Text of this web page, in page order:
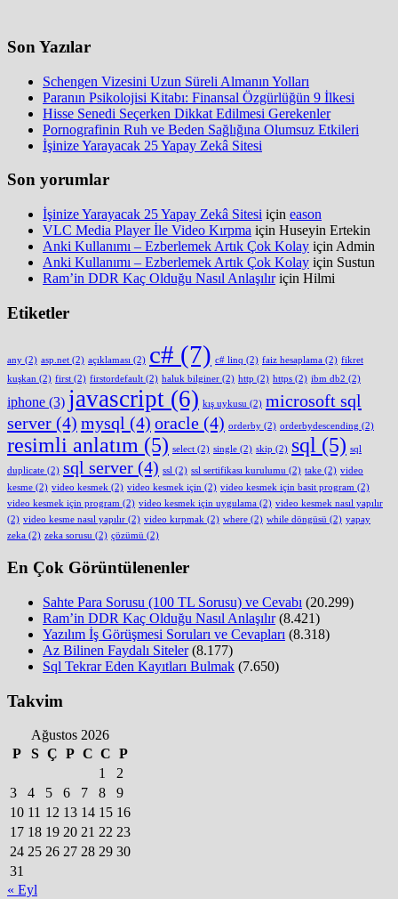
Son Yazılar
Schengen Vizesini Uzun Süreli Almanın Yolları
Paranın Psikolojisi Kitabı: Finansal Özgürlüğün 9 İlkesi
Hisse Senedi Seçerken Dikkat Edilmesi Gerekenler
Pornografinin Ruh ve Beden Sağlığına Olumsuz Etkileri
İşinize Yarayacak 25 Yapay Zekâ Sitesi
Son yorumlar
İşinize Yarayacak 25 Yapay Zekâ Sitesi için eason
VLC Media Player İle Video Kırpma için Huseyin Ertekin
Anki Kullanımı – Ezberlemek Artık Çok Kolay için Admin
Anki Kullanımı – Ezberlemek Artık Çok Kolay için Sustun
Ram’in DDR Kaç Olduğu Nasıl Anlaşılıriçin Hilmi
Etiketler
any (2) asp.net (2) açıklaması (2) c# (7) c# linq (2) faiz hesaplama (2) fikret
kuşkan (2) first (2) firstordefault (2) haluk bilginer (2) http (2) https (2) ibm db2 (2)
iphone (3) javascript (6) kış uykusu (2) microsoft sql
server (4) mysql (4) oracle (4) orderby (2) orderbydescending (2)
resimli anlatım (5) select (2) single (2) skip (2) sql (5) sql
duplicate (2) sql server (4) ssl (2) ssl sertifikası kurulumu (2) take (2) video
kesme (2) video kesmek (2) video kesmek için (2) video kesmek için basit program (2)
video kesmek için program (2) video kesmek için uygulama (2) video kesmek nasıl yapılır
(2) video kesme nasıl yapılır (2) video kırpmak (2) where (2) while döngüsü (2) yapay
zeka (2) zeka sorusu (2) çözümü (2)
En Çok Görüntülenenler
Sahte Para Sorusu (100 TL Sorusu) ve Cevabı (20.299)
Ram’in DDR Kaç Olduğu Nasıl Anlaşılır (8.421)
Yazılım İş Görüşmesi Soruları ve Cevapları (8.318)
Az Bilinen Faydalı Siteler (8.177)
Sql Tekrar Eden Kayıtları Bulmak (7.650)
Takvim
Ağustos 2026
P
S Ç P C C P
1
2
3
4 5 6 7 8
9
10 11 12 13 14 15 16
17 18 19 20 21 22 23
24 25 26 27 28 29 30
31
« Eyl